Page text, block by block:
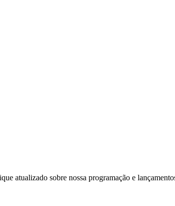
atualizado sobre nossa programação e